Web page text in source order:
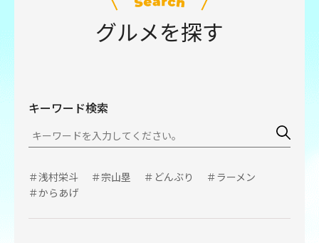
グルメを探す
キーワード検索
＃浅村栄斗 ＃宗山塁 ＃どんぶり
＃ラーメン
＃からあげ